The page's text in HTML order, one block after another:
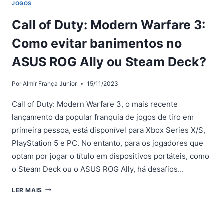
JOGOS
Call of Duty: Modern Warfare 3:
Como evitar banimentos no
ASUS ROG Ally ou Steam Deck?
Por Almir França Junior 15/11/2023
Call of Duty: Modern Warfare 3, o mais recente
lançamento da popular franquia de jogos de tiro em
primeira pessoa, está disponível para Xbox Series X/S,
PlayStation 5 e PC. No entanto, para os jogadores que
optam por jogar o título em dispositivos portáteis, como
o Steam Deck ou o ASUS ROG Ally, há desafios…
LER MAISCALL